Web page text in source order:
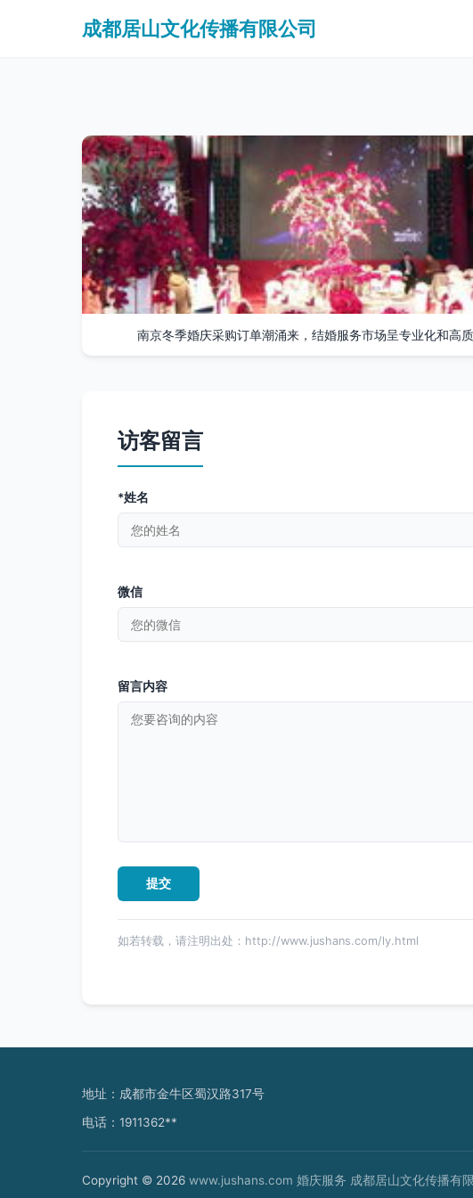
成都居山文化传播有限公司
南京冬季婚庆采购订单潮涌来，结婚服务市场呈专业化和高
访客留言
*姓名
微信
留言内容
如若转载，请注明出处：http://www.jushans.com/ly.html
地址：成都市金牛区蜀汉路317号
电话：1911362**
Copyright © 2026 www.jushans.com 婚庆服务 成都居山文化传播有